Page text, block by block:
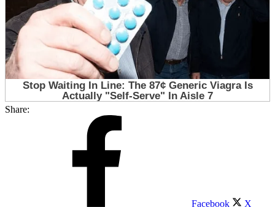
Share:
Facebook X